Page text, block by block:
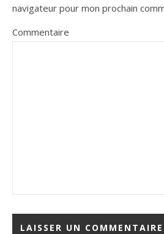
navigateur pour mon prochain
Commentaire